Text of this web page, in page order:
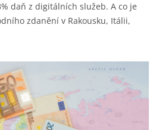
daň z digitálních služeb. A co je
zdanění v Rakousku, Itálii,